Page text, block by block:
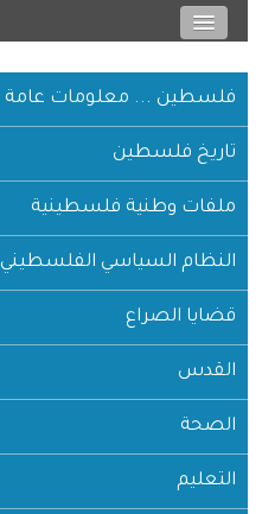
فلسطين ... معلومات عامة
تاريخ فلسطين
ملفات وطنية فلسطينية
النظام السياسي الفلسطيني
قضايا الصراع
القدس
الصحة
التعليم